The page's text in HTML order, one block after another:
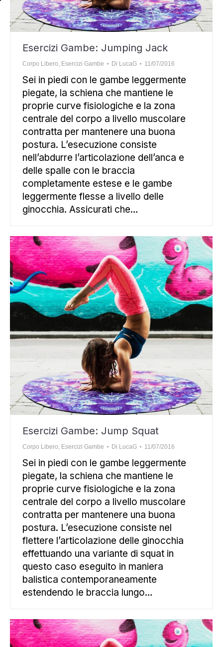
Esercizi Gambe: Jumping Jack
Corpo Libero, Esercizi Gambe Di LucaG 11/07/2016
Sei in piedi con le gambe leggermente
piegate, la schiena che mantiene le
proprie curve fisiologiche e la zona
centrale del corpo a livello muscolare
contratta per mantenere una buona
postura. L’esecuzione consiste
nell’abdurre l’articolazione dell’anca e
delle spalle con le braccia
completamente estese e le gambe
leggermente flesse a livello delle
ginocchia. Assicurati che…
Esercizi Gambe: Jump Squat
Corpo Libero, Esercizi Gambe Di LucaG 11/07/2016
Sei in piedi con le gambe leggermente
piegate, la schiena che mantiene le
proprie curve fisiologiche e la zona
centrale del corpo a livello muscolare
contratta per mantenere una buona
postura. L’esecuzione consiste nel
flettere l’articolazione delle ginocchia
effettuando una variante di squat in
questo caso eseguito in maniera
balistica contemporaneamente
estendendo le braccia lungo…